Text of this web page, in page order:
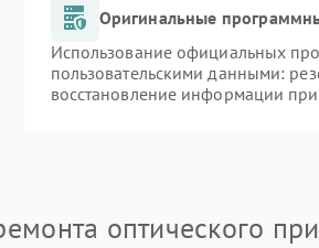
Оригинальные
Использование официальных
пользовательскими данными:
восстановление информации
оптического